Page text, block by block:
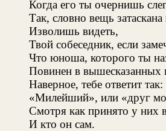
Когда его ты очернишь
Так, словно вещь
Изволишь видеть,
Твой собеседник, если
Что юноша, которого ты
Повинен в вышесказанных
Наверное, тебе ответит так:
«Милейший», или «друг
Смотря как принято у них
И кто он сам.